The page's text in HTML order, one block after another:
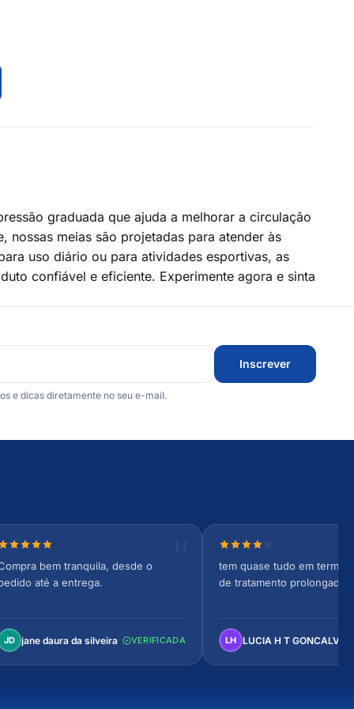
graduada que ajuda a melhorar a circulação
nossas meias são projetadas para atender às
uso diário ou para atividades esportivas, as
confiável e eficiente. Experimente agora e sinta
Inscrever
e dicas diretamente no seu e-mail.
5 de 5 estrelas
bem tranquila, desde o
até a entrega.
JD jane daura da silveira VERIFICADA
Nota 4 de 5 estrelas
tem quase tudo em
de tratamento prolongado
LH LUCIA H T GONCALVES